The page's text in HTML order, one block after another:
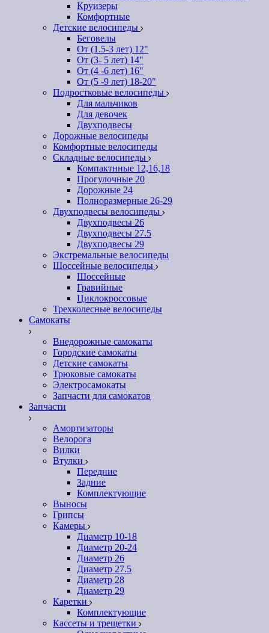
Круизеры
Комфортные
Детские велосипеды
Беговелы
От (1.5-3 лет) 12"
От (3- 5 лет) 14"
От (4 -6 лет) 16"
От (5 -9 лет) 18-20"
Подростковые велосипеды
Для мальчиков
Для девочек
Двухподвесы
Дорожные велосипеды
Комфортные велосипеды
Складные велосипеды
Компактнные 12,16,18
Прогулочные 20
Дорожные 24
Полноразмерные 26-29
Двухподвесы велосипеды
Двухподвесы 26
Двухподвесы 27.5
Двухподвесы 29
Экстремальные велосипеды
Шоссейные велосипеды
Шоссейные
Гравийные
Циклокроссовые
Трехколесные велосипеды
Самокаты
Внедорожные самокаты
Городские самокаты
Детские самокаты
Трюковые самокаты
Электросамокаты
Запчасти для самокатов
Запчасти
Амортизаторы
Велорога
Вилки
Втулки
Передние
Задние
Комплектующие
Выносы
Грипсы
Камеры
Диаметр 10-18
Диаметр 20-24
Диаметр 26
Диаметр 27.5
Диаметр 28
Диаметр 29
Каретки
Комплектующие
Кассеты и трещетки